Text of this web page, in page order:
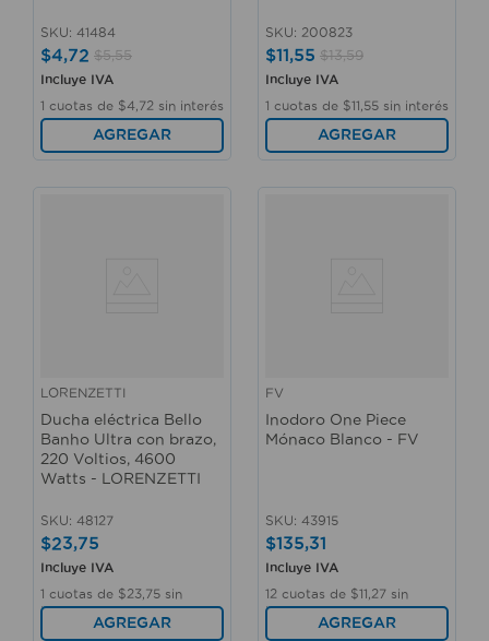
SKU: 41484
$4,72 $5,55
Incluye IVA
1 cuotas de $4 72 sin interés
AGREGAR
SKU: 200823
$11,55 $13,59
Incluye IVA
1 cuotas de $11 55 sin interés
AGREGAR
LORENZETTI
Ducha eléctrica Bello
Banho Ultra con brazo,
220 Voltios, 4600
Watts - LORENZETTI
SKU: 48127
$23,75
Incluye IVA
1 cuotas de $23 75 sin
interés
AGREGAR
FV
Inodoro One Piece
Mónaco Blanco - FV
SKU: 43915
$135,31
Incluye IVA
12 cuotas de $11 27 sin
interés
AGREGAR